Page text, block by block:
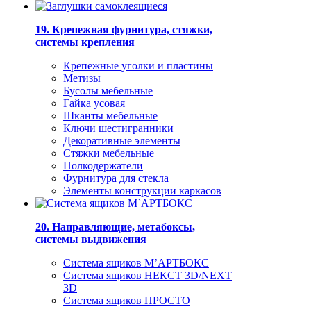
19. Крепежная фурнитура, стяжки,
системы крепления
Крепежные уголки и пластины
Метизы
Бусолы мебельные
Гайка усовая
Шканты мебельные
Ключи шестигранники
Декоративные элементы
Стяжки мебельные
Полкодержатели
Фурнитура для стекла
Элементы конструкции каркасов
20. Направляющие, метабоксы,
системы выдвижения
Система ящиков М’АРТБОКС
Система ящиков НЕКСТ 3D/NEXT
3D
Система ящиков ПРОСТО